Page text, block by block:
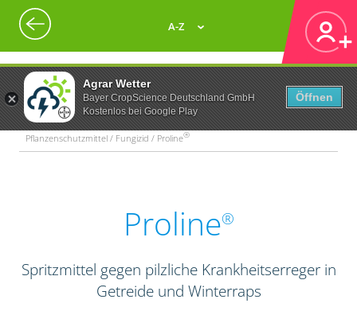
Agrar Wetter
Bayer CropScience Deutschland GmbH
Kostenlos bei Google Play
Öffnen
A-Z
Pflanzenschutzmittel / Fungizid / Proline®
Proline®
Spritzmittel gegen pilzliche Krankheitserreger in
Getreide und Winterraps